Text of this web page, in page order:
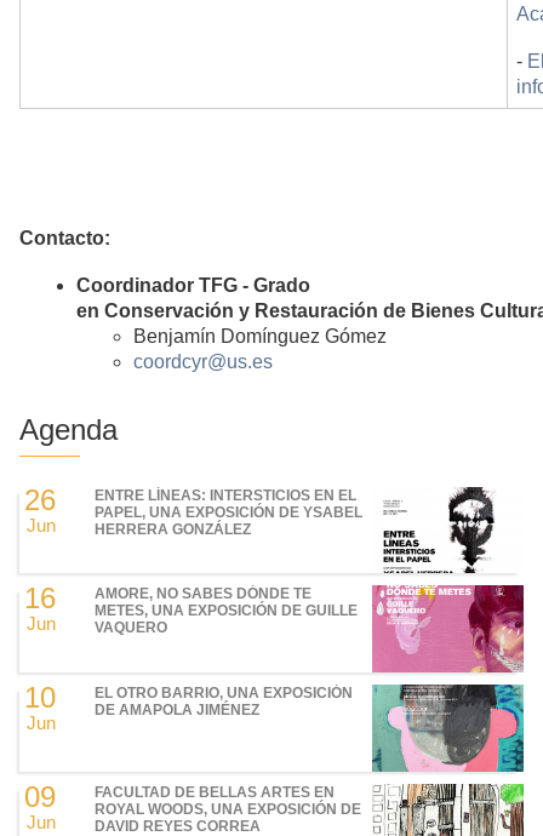
-
Contacto:
Coordinador TFG - Grado
en Conservación y Restauración de Bienes
Benjamín Domínguez Gómez
coordcyr@us.es
Agenda
26
Jun
ENTRE LÍNEAS: INTERSTICIOS EN EL
PAPEL, UNA EXPOSICIÓN DE YSABEL
HERRERA GONZÁLEZ
16
Jun
AMORE, NO SABES DÓNDE TE
METES, UNA EXPOSICIÓN DE GUILLE
VAQUERO
10
Jun
EL OTRO BARRIO, UNA EXPOSICIÓN
DE AMAPOLA JIMÉNEZ
09
Jun
FACULTAD DE BELLAS ARTES EN
ROYAL WOODS, UNA EXPOSICIÓN DE
DAVID REYES CORREA